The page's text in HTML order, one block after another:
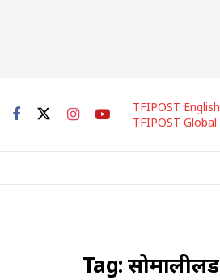
TFIPOST English
TFIPOST Global
Tag:सोमालीलैंड